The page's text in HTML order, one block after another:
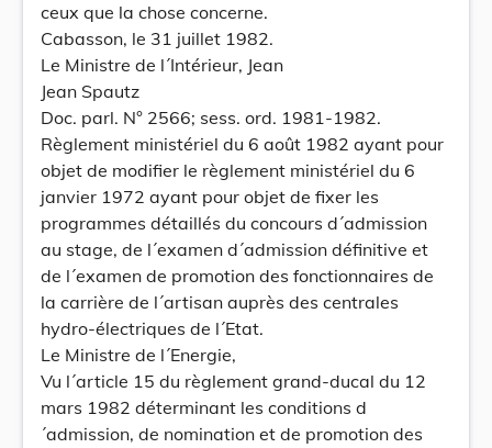
ceux que la chose concerne.
Cabasson, le 31 juillet 1982.
Le Ministre de l´Intérieur, Jean
Jean Spautz
Doc. parl. N° 2566; sess. ord. 1981-1982.
Règlement ministériel du 6 août 1982 ayant pour
objet de modifier le règlement ministériel du 6
janvier 1972 ayant pour objet de fixer les
programmes détaillés du concours d´admission
au stage, de l´examen d´admission définitive et
de l´examen de promotion des fonctionnaires de
la carrière de l´artisan auprès des centrales
hydro-électriques de l´Etat.
Le Ministre de l´Energie,
Vu l´article 15 du règlement grand-ducal du 12
mars 1982 déterminant les conditions d
´admission, de nomination et de promotion des